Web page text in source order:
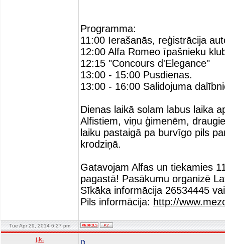
Programma:
11:00 Ierašanās, reģistrācija
12:00 Alfa Romeo īpašnieku
12:15 "Concours d'Elegance"
13:00 - 15:00 Pusdienas.
13:00 - 16:00 Salidojuma
Dienas laikā solam labus laika
Alfistiem, viņu ģimenēm,
laiku pastaigā pa burvīgo pils
krodziņā.
Gatavojam Alfas un tiekamies
pagastā! Pasākumu organizē
Sīkāka informācija 26534445
Pils informācija: http://
Tue Apr 29, 2014 6:27 pm
j.k.